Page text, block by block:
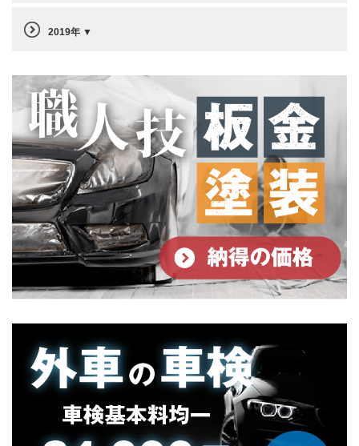
2019年